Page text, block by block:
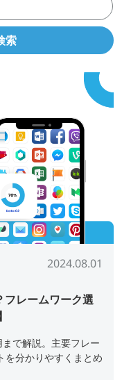
索
2024.08.01
レームワーク選
で解説。主要フレー
を分かりやすくまとめ